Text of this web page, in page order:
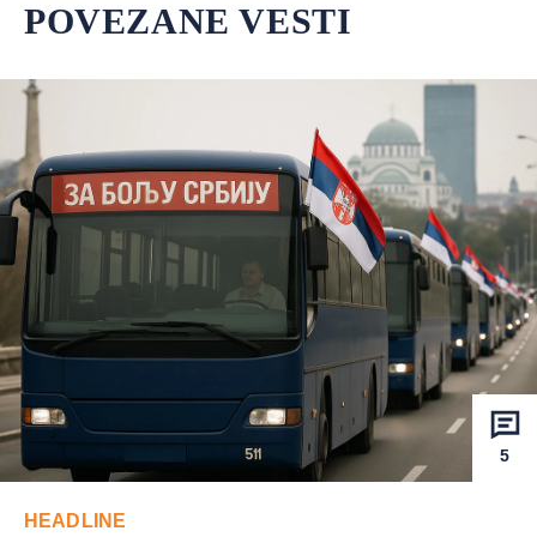
POVEZANE VESTI
5
HEADLINE